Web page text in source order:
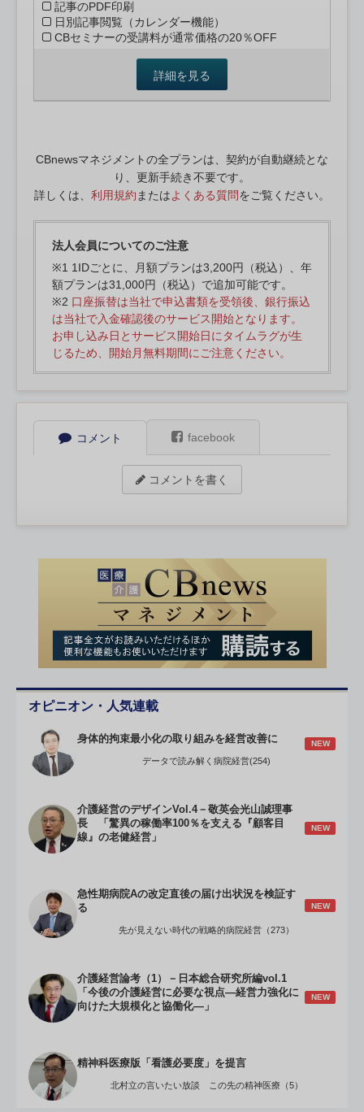
記事のPDF印刷
日別記事閲覧（カレンダー機能）
CBセミナーの受講料が通常価格の20％OFF
詳細を見る
CBnewsマネジメントの全プランは、契約が自動継続とな
り、更新手続き不要です。
詳しくは、 利用規約 またはよくある質問をご覧ください。
法人会員についてのご注意
※1 1IDごとに、月額プランは3,200円（税込）、年
額プランは31,000円（税込）で追加可能です。
※2 口座振替は当社で申込書類を受領後、銀行振込
は当社で入金確認後のサービス開始となります。
お申し込み日とサービス開始日にタイムラグが生
じるため、開始月無料期間にご注意ください。
コメント facebook
コメントを書く
オピニオン・人気連載
身体的拘束最小化の取り組みを経営改善に NEW
データで読み解く病院経営(254)
介護経営のデザインVol.4－敬英会光山誠理事
長 「驚異の稼働率100％を支える『顧客目
線』の老健経営」
NEW
急性期病院Aの改定直後の届け出状況を検証す
る
NEW
先が見えない時代の戦略的病院経営（273）
介護経営論考（1）－日本総合研究所編vol.1
「今後の介護経営に必要な視点―経営力強化に
向けた大規模化と協働化―」
NEW
精神科医療版「看護必要度」を提言
北村立の言いたい放談 この先の精神医療（5）